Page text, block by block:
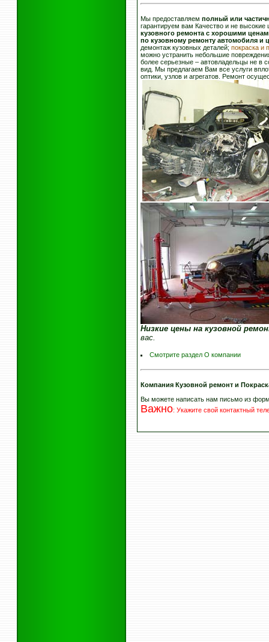
Мы предоставляем полный или
гарантируем вам Качество и не
кузовного ремонта с хорошими
по кузовному ремонту автомобиля и
демонтаж кузовных деталей; покраска и
можно устранить небольшие
более серьезные – автовладельцы не в
вид. Мы предлагаем Вам все услуги
оптики, узлов и агрегатов. Ремонт
Низкие цены на кузовной
вас.
Смотрите раздел О компании
Компания Кузовной ремонт и
Вы можете написать нам письмо из
Важно: Укажите свой контактный